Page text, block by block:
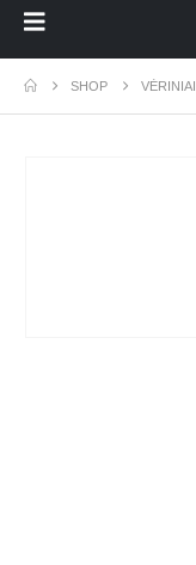
SHOP VĖRINIAI